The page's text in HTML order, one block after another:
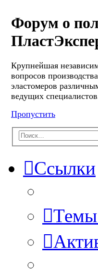
Форум о
Крупнейшая
вопросов
эластомеров
ведущих
Пропустить
Ссылки
Темы